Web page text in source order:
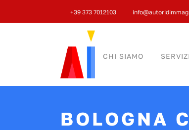
+39 373 7012103
CHI SIAMO SERVIZI
BOLOGNA